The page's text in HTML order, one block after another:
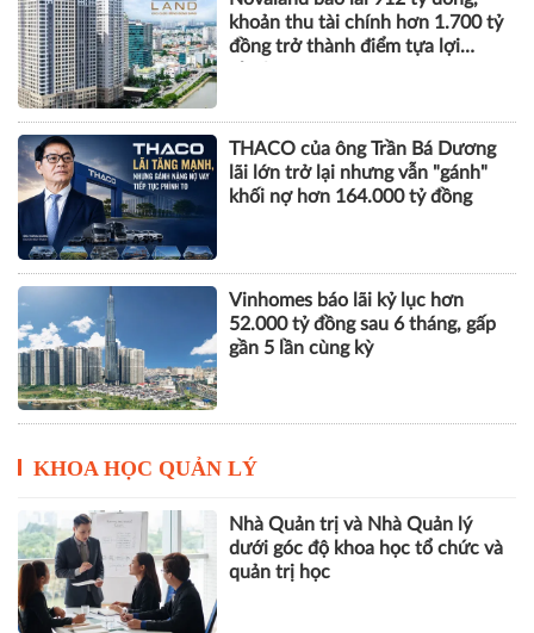
lãi lớn trở lại nhưng vẫn "gánh"
khối nợ hơn 164.000 tỷ đồng
Vinhomes báo lãi kỷ lục hơn
52.000 tỷ đồng sau 6 tháng, gấp
gần 5 lần cùng kỳ
KHOA HỌC QUẢN LÝ
Nhà Quản trị và Nhà Quản lý
Khai giảng Chương trình CEO
2026, nâng cao năng lực quản trị
cho doanh nghiệp nhỏ và vừa